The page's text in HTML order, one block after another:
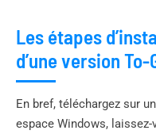
Les étapes
d’une version To-
En bref, téléchargez sur
espace Windows,